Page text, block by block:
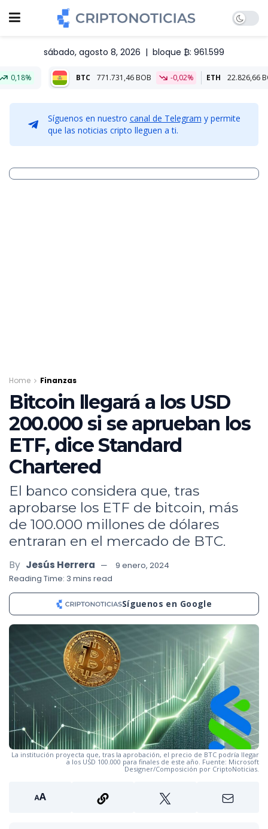
sábado, agosto 8, 2026 | bloque ₿: 961.599
BTC 771.731,46 BOB -0,02% ETH 22.826,66 BOB
Síguenos en nuestro canal de Telegram y permite
que las noticias cripto lleguen a ti.
Home Finanzas
Bitcoin llegará a los USD
200.000 si se aprueban los
ETF, dice Standard
Chartered
El banco considera que, tras
aprobarse los ETF de bitcoin, más
de 100.000 millones de dólares
entraran en el mercado de BTC.
By Jesús Herrera
9 enero, 2024
Reading Time: 3 mins read
Síguenos en Google
La institución proyecta que, tras la aprobación, el precio de BTC podría llegar
a los USD 100.000 para finales de este año. Fuente: Microsoft
Designer/Composición por CriptoNoticias.